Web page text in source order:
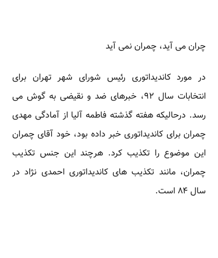
چران می آید، چمران نمی آید
در مورد کاندیداتوری رئیس شورای شهر تهران برای
انتخابات سال ۹۲، خبرهای ضد و نقیضی به گوش می
رسد. درحالیکه هفته گذشته فاطمه آلیا از آمادگی مهدی
چمران برای کاندیداتوری خبر داده بود، خود آقای چمران
این موضوع راتکذیب کرد. هرچند این جنس تکذیب
چمران، مانند تکذیب های کاندیداتوری احمدی نژاد در
سال ۸۴ است.